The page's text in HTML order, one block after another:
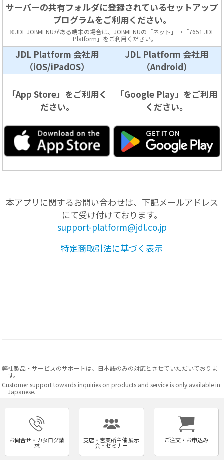
サーバーの共有フォルダに登録されているセットアップ
プログラムをご利用ください。
※JDL JOBMENUがある端末の場合は、JOBMENUの「ネット」→「7651 JDL
Platform」をご利用ください。
JDL Platform 会社用
（iOS/iPadOS）
JDL Platform 会社用
（Android）
「App Store」をご利用く
ださい。
「Google Play」をご利用
ください。
本アプリに関するお問い合わせは、下記メールアドレス
にて受け付けております。
support-platform@jdl.co.jp
特定商取引法に基づく表示
弊社製品・サービスのサポートは、日本語のみの対応とさせていただいておりま
す。
Customer support towards inquiries on products and service is only available in
Japanese.
お問合せ・カタログ請
求
支店・営業所主催 展示
会・セミナー
ご注文・お申込み